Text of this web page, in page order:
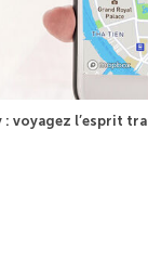
: voyagez l’esprit